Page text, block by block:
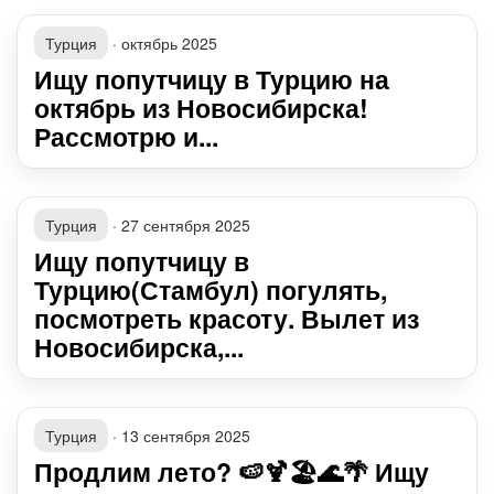
Турция · октябрь 2025
Ищу попутчицу в Турцию на
октябрь из Новосибирска!
Рассмотрю и...
Турция · 27 сентября 2025
Ищу попутчицу в
Турцию(Стамбул) погулять,
посмотреть красоту. Вылет из
Новосибирска,...
Турция · 13 сентября 2025
Продлим лето? 🍉🍹🏖🌊🌴 Ищу